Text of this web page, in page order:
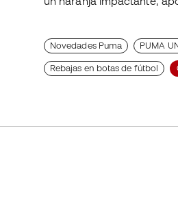
Novedades Puma PUMA
Rebajas en botas de fútbol